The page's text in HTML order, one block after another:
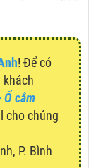
! Để có
Ổ cắm
cho chúng
P. Bình